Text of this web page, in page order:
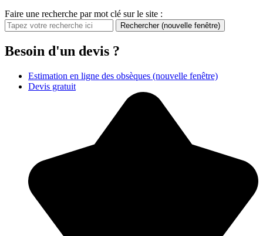
Faire une recherche par mot clé sur le site :
Rechercher (nouvelle fenêtre)
Besoin d'un devis ?
Estimation en ligne des obsèques (nouvelle fenêtre)
Devis gratuit